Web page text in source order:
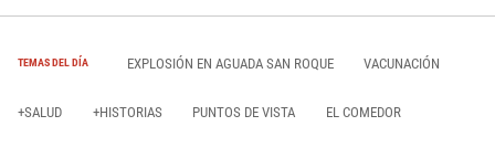
TEMAS DEL DÍA EXPLOSIÓN EN AGUADA SAN ROQUE VACUNACIÓN
+SALUD +HISTORIAS PUNTOS DE VISTA EL COMEDOR